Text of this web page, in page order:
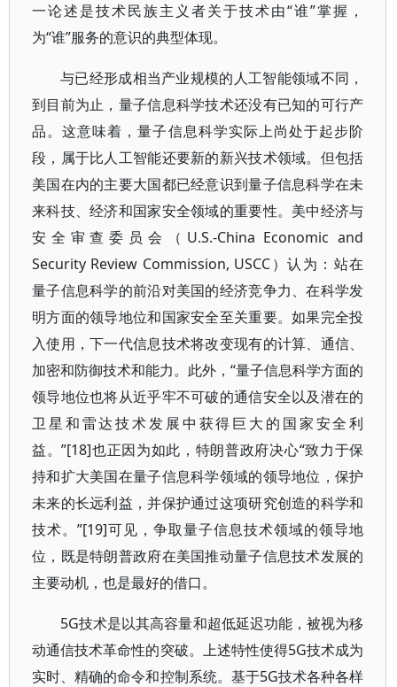
一论述是技术民族主义者关于技术由“谁”掌握，
为“谁”服务的意识的典型体现。
与已经形成相当产业规模的人工智能领域不同，
到目前为止，量子信息科学技术还没有已知的可行产
品。这意味着，量子信息科学实际上尚处于起步阶
段，属于比人工智能还要新的新兴技术领域。但包括
美国在内的主要大国都已经意识到量子信息科学在未
来科技、经济和国家安全领域的重要性。美中经济与
安全审查委员会（U.S.-China Economic and
Security Review Commission, USCC）认为：站在
量子信息科学的前沿对美国的经济竞争力、在科学发
明方面的领导地位和国家安全至关重要。如果完全投
入使用，下一代信息技术将改变现有的计算、通信、
加密和防御技术和能力。此外，“量子信息科学方面的
领导地位也将从近乎牢不可破的通信安全以及潜在的
卫星和雷达技术发展中获得巨大的国家安全利
益。”[18]也正因为如此，特朗普政府决心“致力于保
持和扩大美国在量子信息科学领域的领导地位，保护
未来的长远利益，并保护通过这项研究创造的科学和
技术。”[19]可见，争取量子信息技术领域的领导地
位，既是特朗普政府在美国推动量子信息技术发展的
主要动机，也是最好的借口。
5G技术是以其高容量和超低延迟功能，被视为移
动通信技术革命性的突破。上述特性使得5G技术成为
实时、精确的命令和控制系统。基于5G技术各种各样